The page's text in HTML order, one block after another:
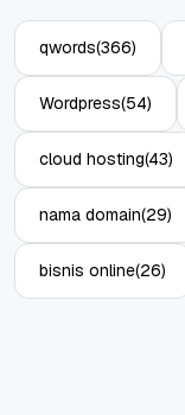
qwords(366)
Wordpress(54)
cloud hosting(43)
nama domain(29)
bisnis online(26)